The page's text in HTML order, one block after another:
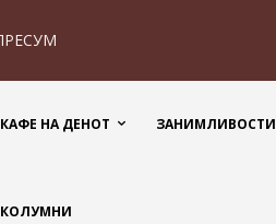
КАФЕ НА ДЕНОТ ЗАНИМЛИВОСТИ
КОЛУМНИ